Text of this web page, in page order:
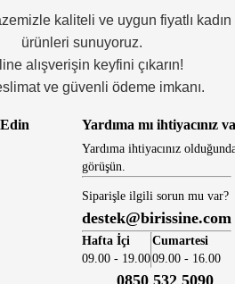
kaliteli ve uygun fiyatlı
ürünleri sunuyoruz.
alışverişin keyfini çıkarın!
ve güvenli ödeme imkanı.
Yardıma mı ihtiyacınız
Yardıma ihtiyacınız
görüşün.
Siparişle ilgili sorun mu var?
destek@birissine.com
Hafta İçi
09.00 - 19.00
Cumartesi
09.00 - 16.00